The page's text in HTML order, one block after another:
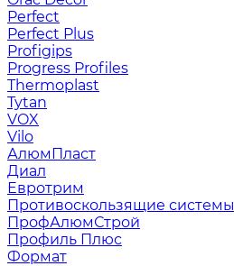
Perfect
Perfect Plus
Profigips
Progress Profiles
Thermoplast
Tytan
VOX
Vilo
АлюмПласт
Диал
Евротрим
Противоскользящие системы
ПрофАлюмСтрой
Профиль Плюс
Формат